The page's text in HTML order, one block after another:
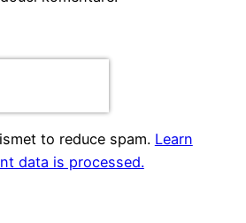
to reduce spam. Learn
data is processed.